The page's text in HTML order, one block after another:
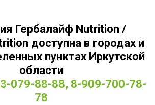
Гербалайф Nutrition /
доступна в городах и
пунктах Иркутской
области
079-88-88, 8-909-700-78-
78